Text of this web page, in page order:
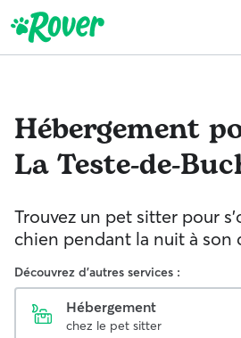
Hébergement
La Teste-de-
Trouvez un pet sitter pour
chien pendant la nuit à son
Découvrez d'autres services :
Hébergement
chez le pet sitter